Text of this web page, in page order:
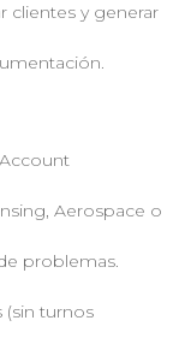
clientes y generar
Aerospace o
problemas.
(sin turnos